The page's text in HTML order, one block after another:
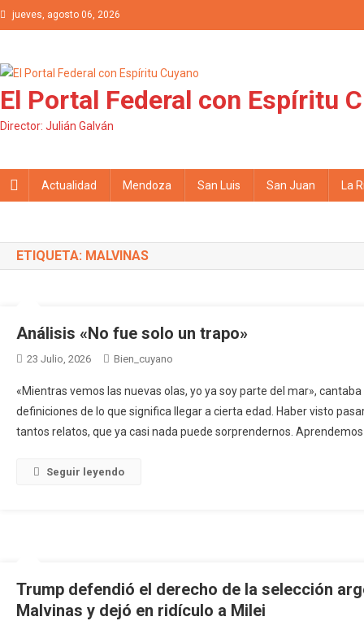
Saltar al contenido
jueves, agosto 06, 2026
El Portal Federal con Espíritu
Director: Julián Galván
Actualidad Mendoza San Luis San Juan La
ETIQUETA: MALVINAS
Análisis «No fue solo un trapo»
23 Julio, 2026 Bien_cuyano
«Mientras vemos las nuevas olas, yo ya soy parte del mar»,
definiciones de lo que significa llegar a cierta edad. Haber visto
tantos relatos, que ya casi nada puede sorprendernos.
Seguir leyendo
Trump defendió el derecho de la selección
Malvinas y dejó en ridículo a Milei